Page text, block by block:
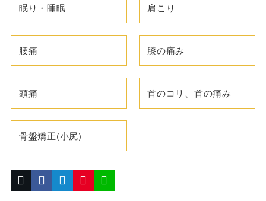
眠り・睡眠 肩こり
腰痛 膝の痛み
頭痛 首のコリ、首の痛み
骨盤矯正(小尻)